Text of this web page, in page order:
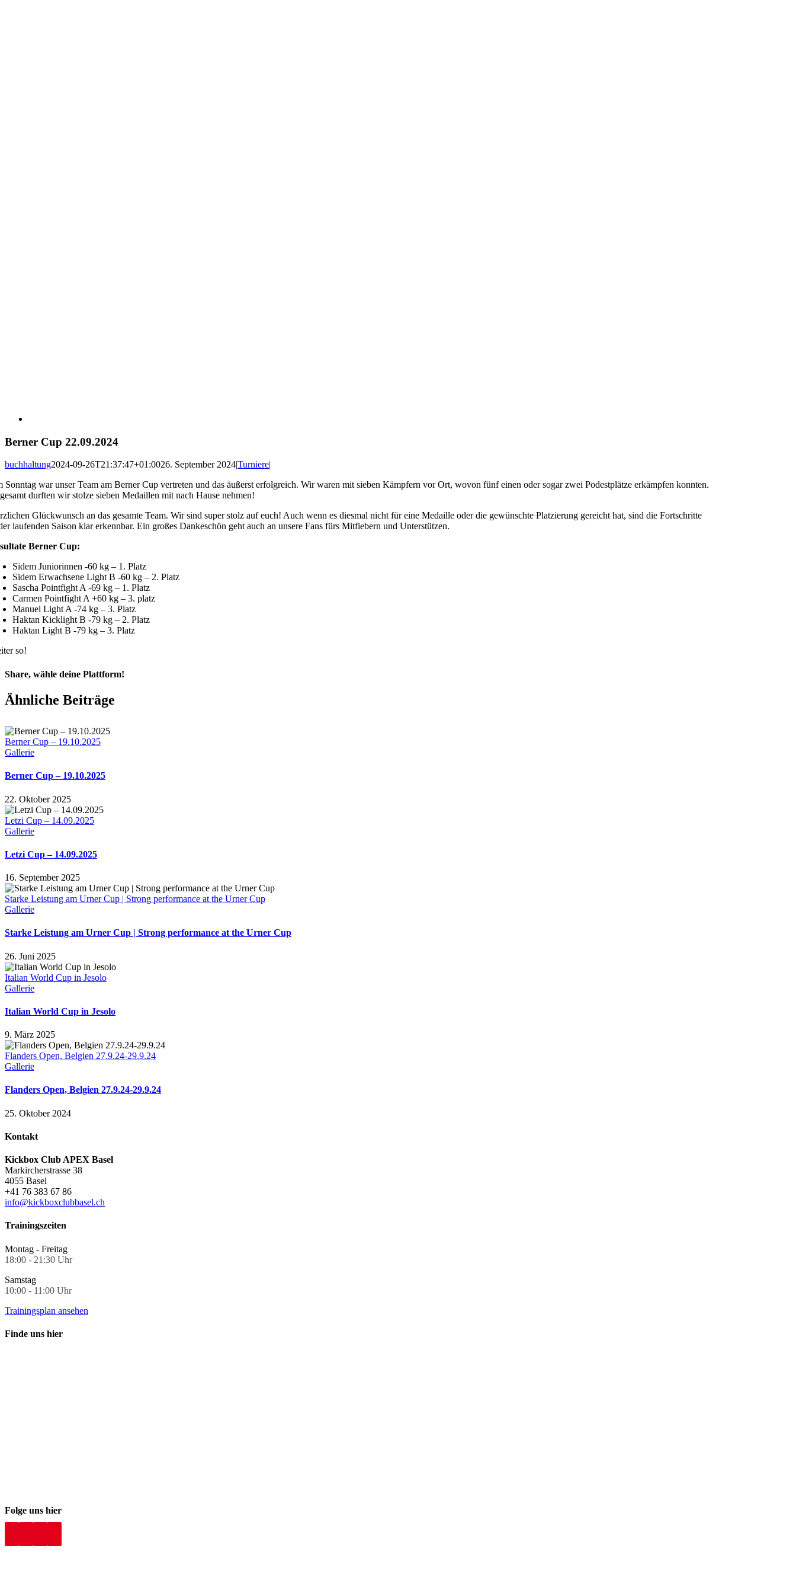
Berner Cup 22.09.2024
buchhaltung2024-09-26T21:37:47+01:0026. September 2024|Turniere|
Sonntag war unser Team am Berner Cup vertreten und das äußerst erfolgreich. Wir waren mit sieben Kämpfern vor Ort, wovon fünf einen oder sogar zwei Podestplätze erkämpfen konnten.
durften wir stolze sieben Medaillen mit nach Hause nehmen!
Glückwunsch an das gesamte Team. Wir sind super stolz auf euch! Auch wenn es diesmal nicht für eine Medaille oder die gewünschte Platzierung gereicht hat, sind die Fortschritte
laufenden Saison klar erkennbar. Ein großes Dankeschön geht auch an unsere Fans fürs Mitfiebern und Unterstützen.
Berner Cup:
Sidem Juniorinnen -60 kg – 1. Platz
Sidem Erwachsene Light B -60 kg – 2. Platz
Sascha Pointfight A -69 kg – 1. Platz
Carmen Pointfight A +60 kg – 3. platz
Manuel Light A -74 kg – 3. Platz
Haktan Kicklight B -79 kg – 2. Platz
Haktan Light B -79 kg – 3. Platz
so!
Share, wähle deine Plattform!
Facebook
X
Reddit
LinkedIn
Pinterest
E-
Mail
Ähnliche Beiträge
Berner Cup – 19.10.2025
Gallerie
Berner Cup – 19.10.2025
22. Oktober 2025
Letzi Cup – 14.09.2025
Gallerie
Letzi Cup – 14.09.2025
16. September 2025
Starke Leistung am Urner Cup | Strong performance at the Urner Cup
Gallerie
Starke Leistung am Urner Cup | Strong performance at the Urner Cup
26. Juni 2025
Italian World Cup in Jesolo
Gallerie
Italian World Cup in Jesolo
9. März 2025
Flanders Open, Belgien 27.9.24-29.9.24
Gallerie
Flanders Open, Belgien 27.9.24-29.9.24
25. Oktober 2024
Kontakt
Kickbox Club APEX Basel
Markircherstrasse 38
4055 Basel
+41 76 383 67 86
info@kickboxclubbasel.ch
Trainingszeiten
Montag - Freitag
18:00 - 21:30 Uhr
Samstag
10:00 - 11:00 Uhr
Trainingsplan ansehen
Finde uns hier
Folge uns hier